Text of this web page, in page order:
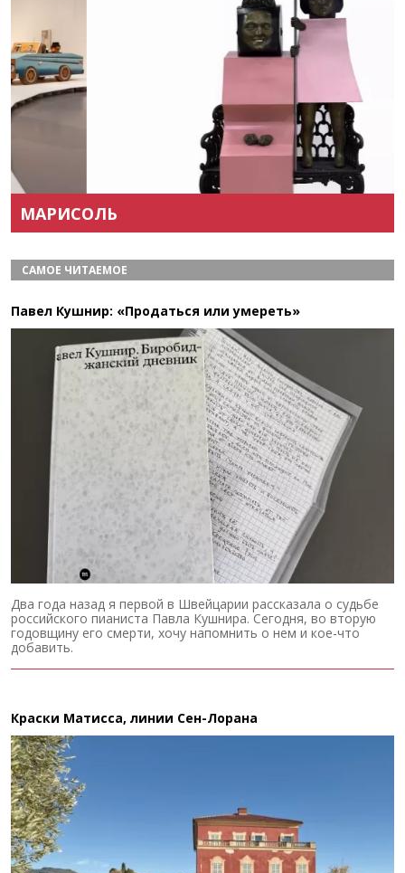
МАРИСОЛЬ
САМОЕ ЧИТАЕМОЕ
Павел Кушнир: «Продаться или умереть»
Два года назад я первой в Швейцарии рассказала о судьбе
российского пианиста Павла Кушнира. Сегодня, во вторую
годовщину его смерти, хочу напомнить о нем и кое-что
добавить.
Краски Матисса, линии Сен-Лорана